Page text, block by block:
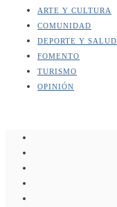
ARTE Y CULTURA
COMUNIDAD
DEPORTE Y SALUD
FOMENTO
TURISMO
OPINIÓN